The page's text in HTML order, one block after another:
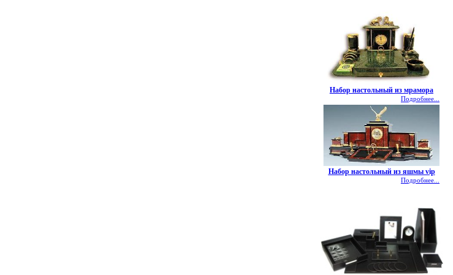
Набор настольный из мрамора
Подробнее...
Набор настольный из яшмы vip
Подробнее...